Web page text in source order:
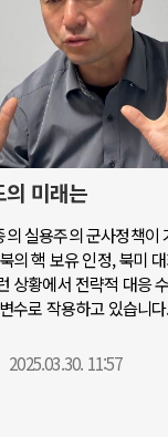
미래는
실용주의 군사정책이
의 핵 보유 인정, 북미
상황에서 전략적 대응
수로 작용하고 있습니
2025.03.30. 11:57